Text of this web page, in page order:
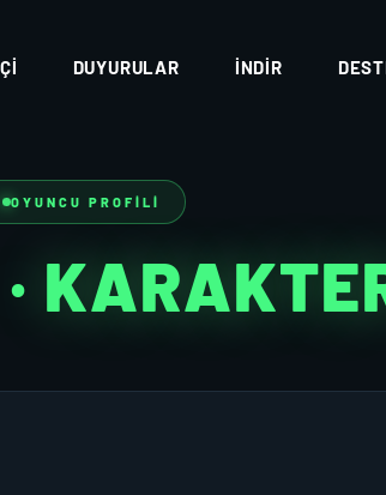
DUYURULAR İNDIR
OYUNCU PROFILI
·